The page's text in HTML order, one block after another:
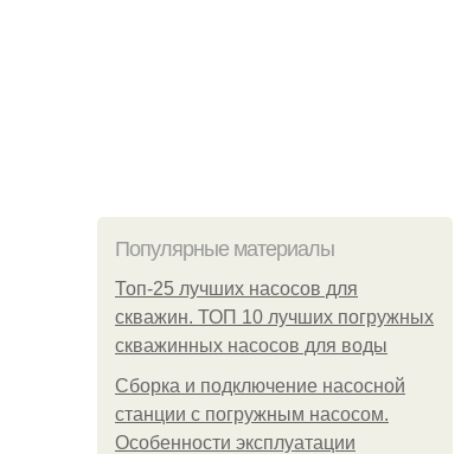
Популярные материалы
Топ-25 лучших насосов для
скважин. ТОП 10 лучших погружных
скважинных насосов для воды
Сборка и подключение насосной
станции с погружным насосом.
Особенности эксплуатации